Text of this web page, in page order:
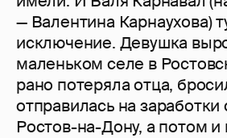
— Валентина Карнаухова)
исключение. Девушка
маленьком селе в
рано потеряла отца,
отправилась на заработки
Ростов-на-Дону, а потом и